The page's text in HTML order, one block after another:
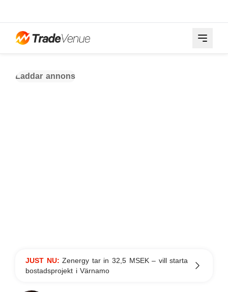
Laddar annons
JUST NU:Zenergy tar in 32,5 MSEK – vill starta
bostadsprojekt i Värnamo